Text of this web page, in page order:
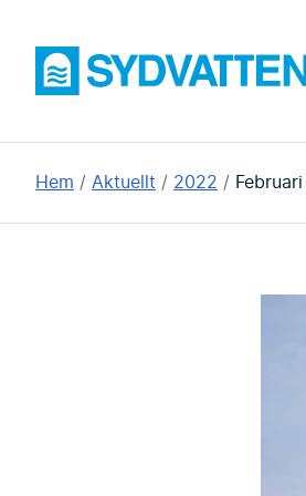
huvudinnehållet
Sydvatten
Du
Hem Aktuellt 2022 Februari